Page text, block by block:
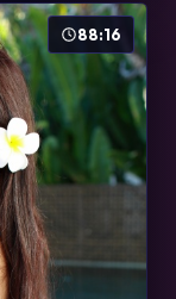
88:16